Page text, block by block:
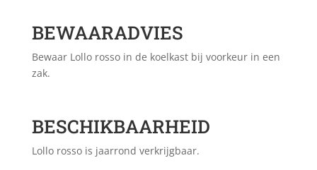
BEWAARADVIES
Bewaar Lollo rosso in de koelkast bij voorkeur in een
zak.
BESCHIKBAARHEID
Lollo rosso is jaarrond verkrijgbaar.